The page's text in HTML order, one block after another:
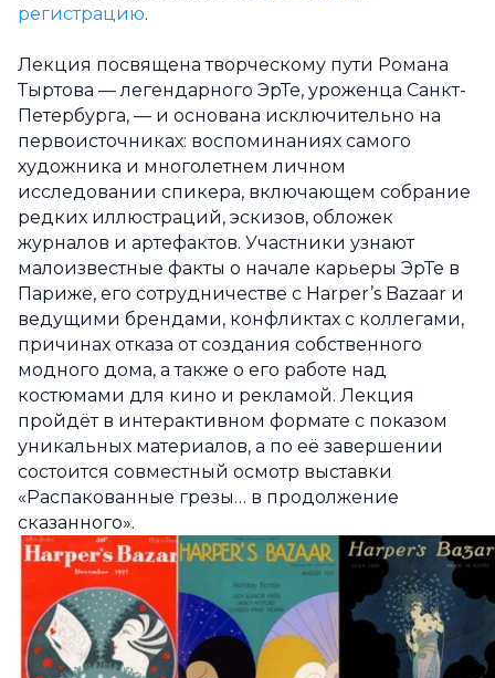
регистрацию.
Лекция посвящена творческому пути Романа
Тыртова — легендарного ЭрТе, уроженца Санкт-
Петербурга, — и основана исключительно на
первоисточниках: воспоминаниях самого
художника и многолетнем личном
исследовании спикера, включающем собрание
редких иллюстраций, эскизов, обложек
журналов и артефактов. Участники узнают
малоизвестные факты о начале карьеры ЭрТе в
Париже, его сотрудничестве с Harper’s Bazaar и
ведущими брендами, конфликтах с коллегами,
причинах отказа от создания собственного
модного дома, а также о его работе над
костюмами для кино и рекламой. Лекция
пройдёт в интерактивном формате с показом
уникальных материалов, а по её завершении
состоится совместный осмотр выставки
«Распакованные грезы… в продолжение
сказанного».